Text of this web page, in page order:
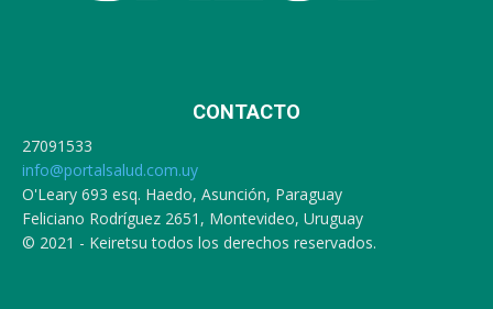
CONTACTO
27091533
info@portalsalud.com.uy
O'Leary 693 esq. Haedo, Asunción, Paraguay
Feliciano Rodríguez 2651, Montevideo, Uruguay
© 2021 - Keiretsu todos los derechos reservados.